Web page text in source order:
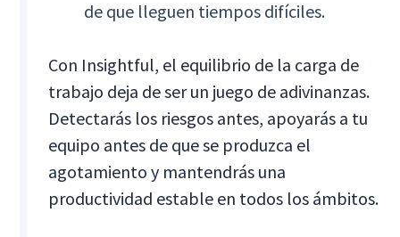
de que lleguen tiempos difíciles.
Con Insightful, el equilibrio de la carga de
trabajo deja de ser un juego de adivinanzas.
Detectarás los riesgos antes, apoyarás a tu
equipo antes de que se produzca el
agotamiento y mantendrás una
productividad estable en todos los ámbitos.